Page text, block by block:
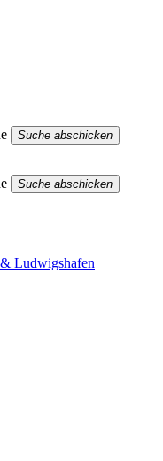
Suche abschicken
Suche abschicken
Ludwigshafen